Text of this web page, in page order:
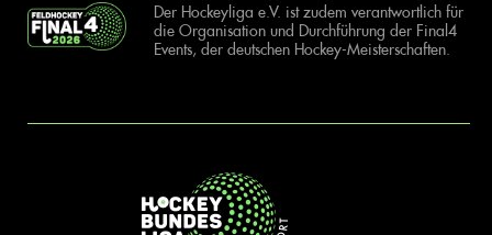
Der Hockeyliga e.V. ist zudem verantwortlich für
die Organisation und Durchführung der Final4
Events, der deutschen Hockey-Meisterschaften.